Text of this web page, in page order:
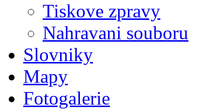
Tiskove zpravy
Nahravani souboru
Slovniky
Mapy
Fotogalerie